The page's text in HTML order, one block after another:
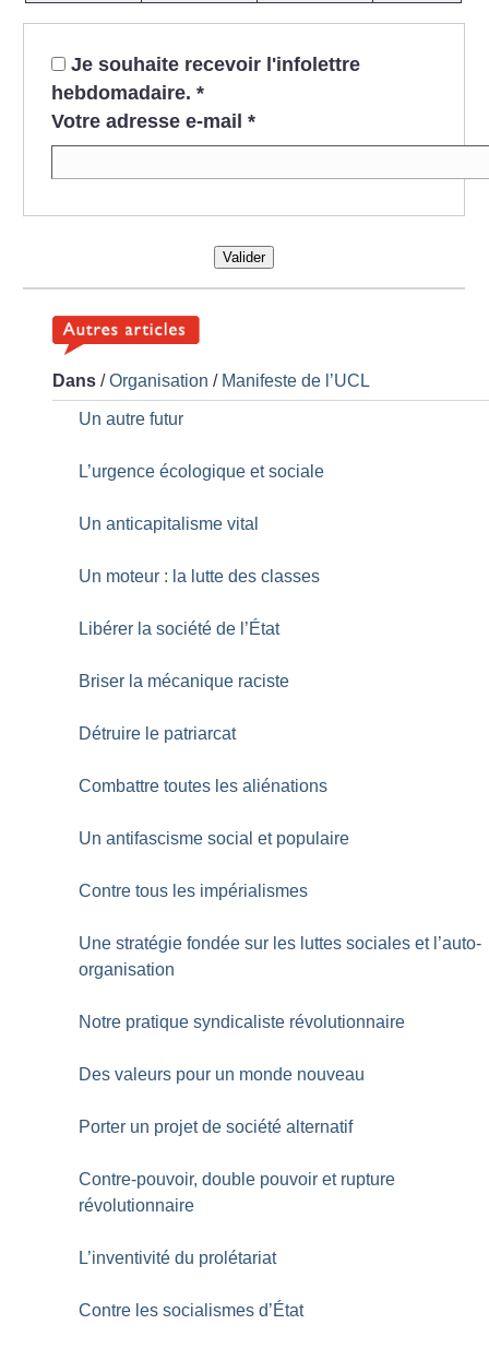
Je souhaite recevoir l'infolettre
hebdomadaire. *
Votre adresse e-mail *
Valider
Dans /Organisation / Manifeste de l’UCL
Un autre futur
L’urgence écologique et sociale
Un anticapitalisme vital
Un moteur : la lutte des classes
Libérer la société de l’État
Briser la mécanique raciste
Détruire le patriarcat
Combattre toutes les aliénations
Un antifascisme social et populaire
Contre tous les impérialismes
Une stratégie fondée sur les luttes sociales et l’auto-
organisation
Notre pratique syndicaliste révolutionnaire
Des valeurs pour un monde nouveau
Porter un projet de société alternatif
Contre-pouvoir, double pouvoir et rupture
révolutionnaire
L’inventivité du prolétariat
Contre les socialismes d’État